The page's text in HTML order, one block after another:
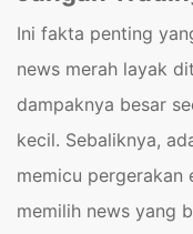
Ini fakta penting
news merah layak
dampaknya besar
kecil. Sebaliknya,
memicu pergerakan
memilih news yang